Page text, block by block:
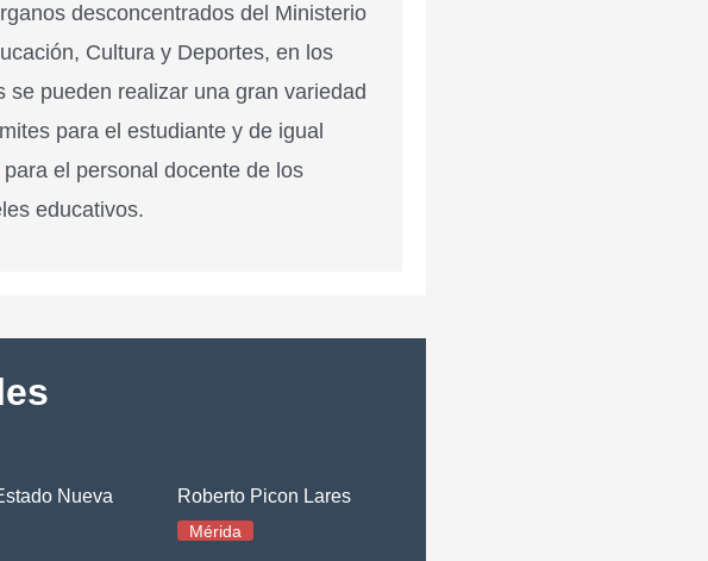
desconcentrados del Ministerio
Cultura y Deportes, en los
se pueden realizar una gran variedad
para el estudiante y de igual
el personal docente de los
educativos.
Nueva
Roberto Picon Lares
Mérida